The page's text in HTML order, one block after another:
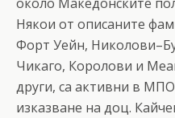
Някои от описаните
Форт Уейн,
Чикаго, Королови и
други, са активни в
изказване на доц.